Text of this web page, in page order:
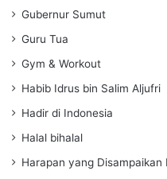
Gubernur Sumut
Guru Tua
Gym & Workout
Habib Idrus bin Salim Aljufri
Hadir di Indonesia
Halal bihalal
Harapan yang Disampaikan